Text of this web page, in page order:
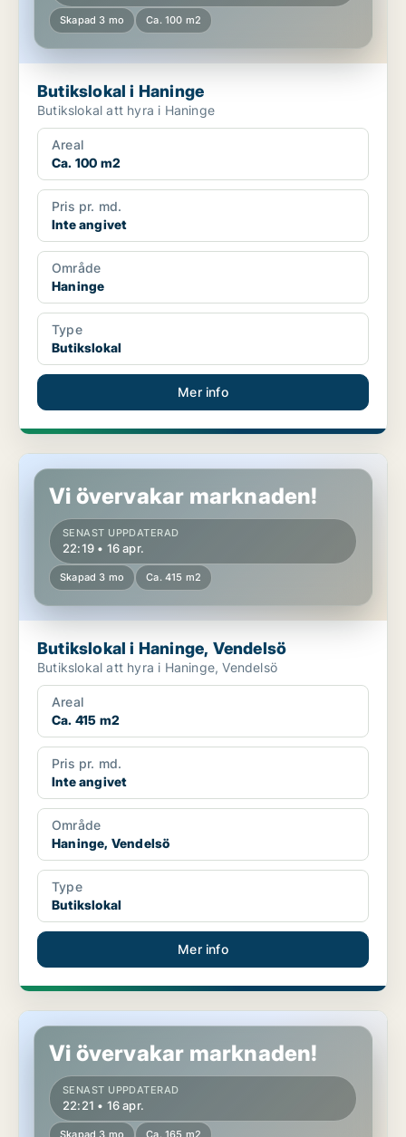
Skapad 3 mo Ca. 100 m2
Butikslokal i Haninge
Butikslokal att hyra i Haninge
Areal
Ca. 100 m2
Pris pr. md.
Inte angivet
Område
Haninge
Type
Butikslokal
Mer info
Butikslokal i Haninge, Vendelsö
Vi övervakar marknaden!
SENAST UPPDATERAD
22:19 • 16 apr.
Skapad 3 mo Ca. 415 m2
Butikslokal i Haninge, Vendelsö
Butikslokal att hyra i Haninge, Vendelsö
Areal
Ca. 415 m2
Pris pr. md.
Inte angivet
Område
Haninge, Vendelsö
Type
Butikslokal
Mer info
Butikslokal i Haninge, Handen
Vi övervakar marknaden!
SENAST UPPDATERAD
22:21 • 16 apr.
Skapad 3 mo Ca. 165 m2